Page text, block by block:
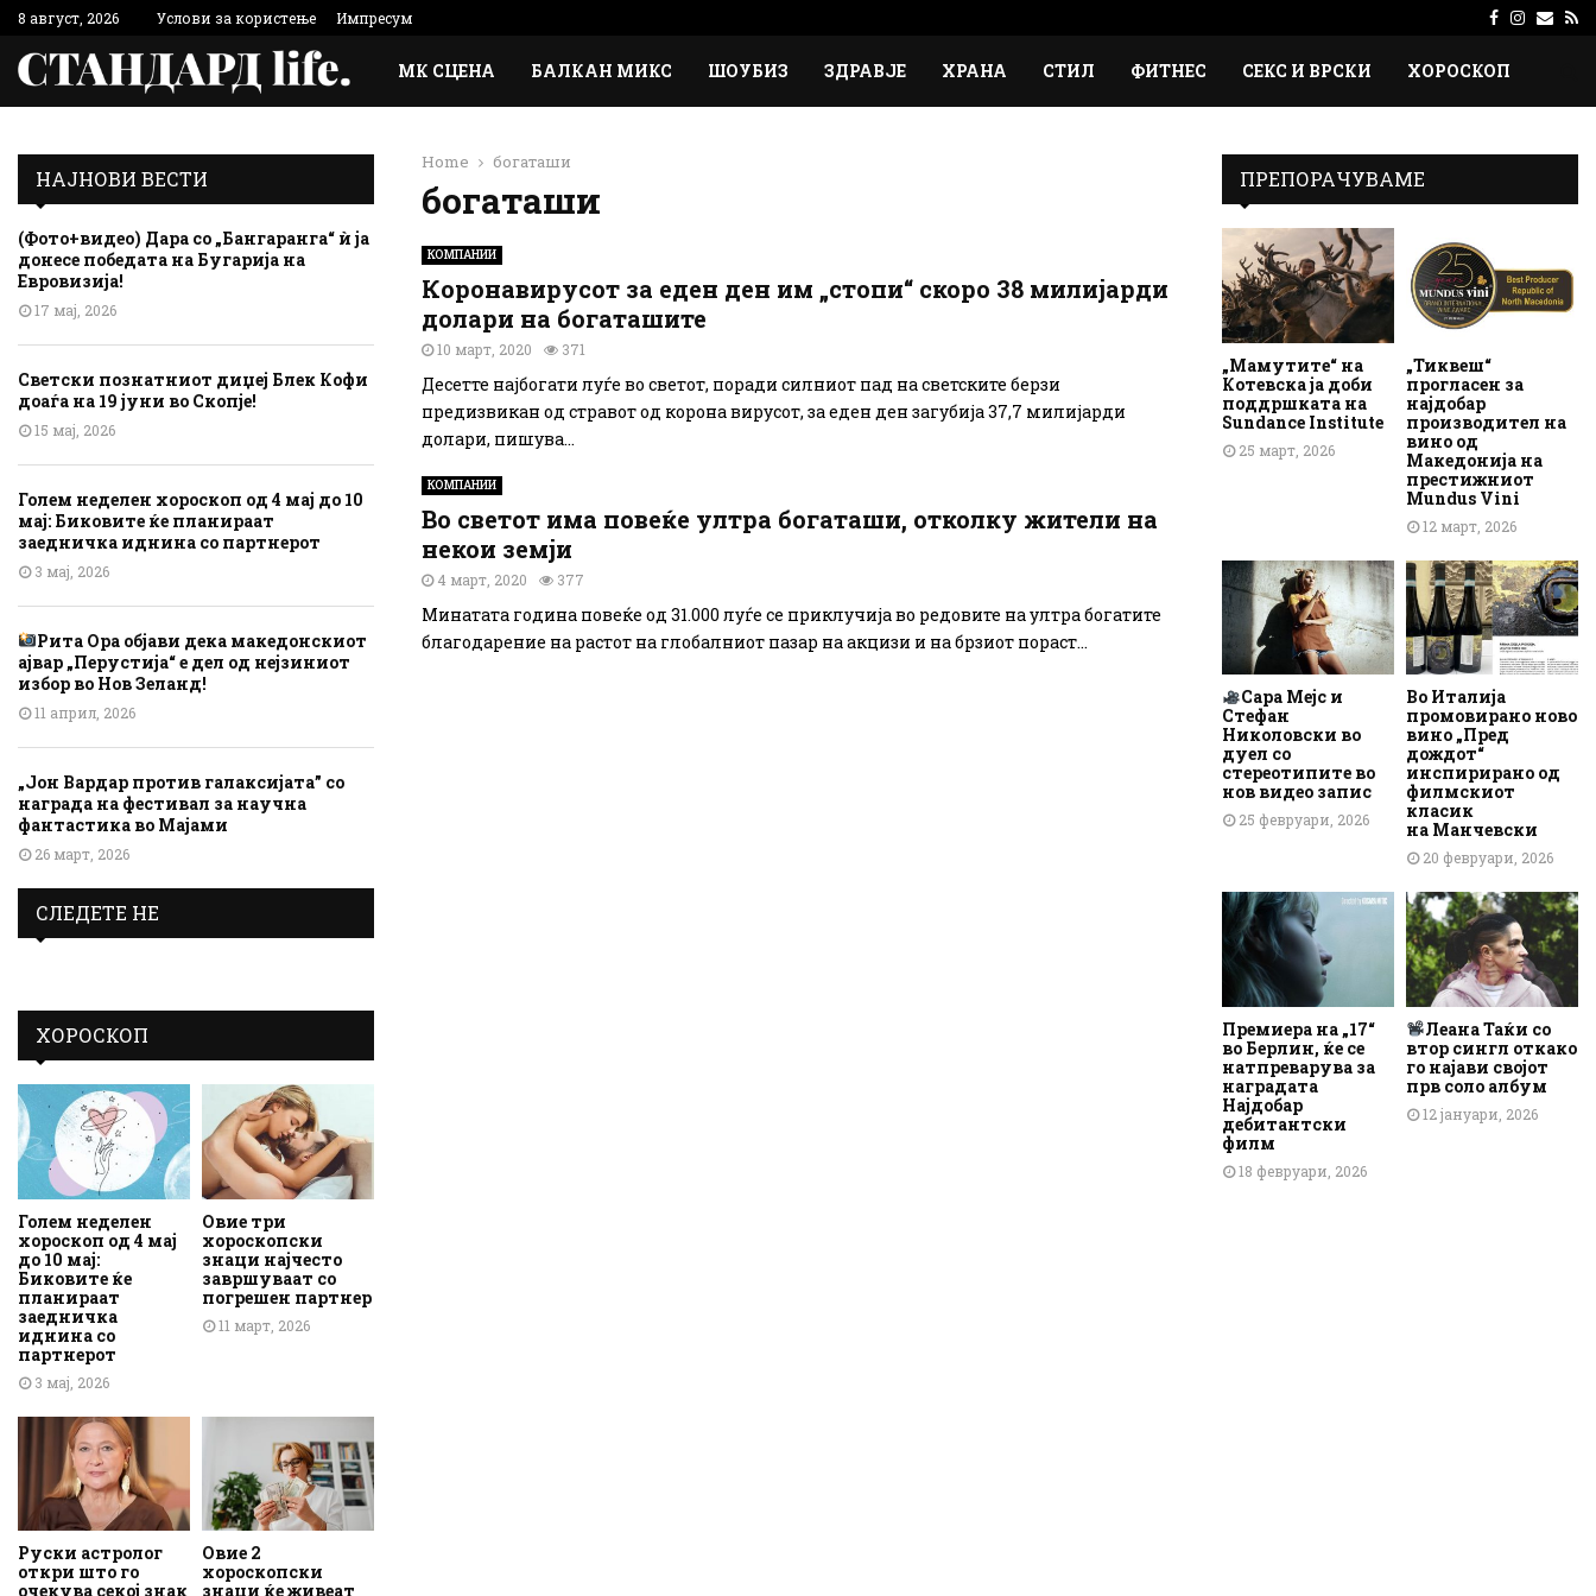
8 август, 2026 Услови за користење Импресум Facebook
МК СЦЕНА БАЛКАН МИКС ШОУБИЗ ЗДРАВЈЕ ХРАНА СТИЛ ФИТНЕС СЕКС И ВРСКИ ХОРОСКОП
Home богаташи
богаташи
КОМПАНИИ
Коронавирусот за еден ден им „стопи“ скоро 38 милијарди
долари на богаташите
10 март, 2020 371
Десетте најбогати луѓе во светот, поради силниот пад на светските берзи
предизвикан од стравот од корона вирусот, за еден ден загубија 37,7 милијарди
долари, пишува...
КОМПАНИИ
Во светот има повеќе ултра богаташи, отколку жители на
некои земји
4 март, 2020 377
Минатата година повеќе од 31.000 луѓе се приклучија во редовите на ултра богатите
благодарение на растот на глобалниот пазар на акцизи и на брзиот пораст...
НАЈНОВИ ВЕСТИ
(Фото+видео) Дара со „Бангаранга“ ѝ ја
донесе победата на Бугарија на
Евровизија!
17 мај, 2026
Светски познатниот диџеј Блек Кофи
доаѓа на 19 јуни во Скопје!
15 мај, 2026
Голем неделен хороскоп од 4 мај до 10
мај: Биковите ќе планираат
заедничка иднина со партнерот
3 мај, 2026
Рита Ора објави дека македонскиот
ајвар „Перустија“ е дел од нејзиниот
избор во Нов Зеланд!
11 април, 2026
„Јон Вардар против галаксијата” со
награда на фестивал за научна
фантастика во Мајами
26 март, 2026
СЛЕДЕТЕ НЕ
ХОРОСКОП
Голем неделен
хороскоп од 4 мај
до 10 мај:
Биковите ќе
планираат
заедничка
иднина со
партнерот
3 мај, 2026
Овие три
хороскопски
знаци најчесто
завршуваат со
погрешен партнер
11 март, 2026
Руски астролог
откри што го
очекува секој знак
Овие 2
хороскопски
знаци ќе живеат
ПРЕПОРАЧУВАМЕ
„Мамутите“ на
Котевска ја доби
поддршката на
Sundance Institute
25 март, 2026
„Тиквеш“
прогласен за
најдобар
производител на
вино од
Македонија на
престижниот
Mundus Vini
12 март, 2026
Сара Мејс и
Стефан
Николовски во
дуел со
стереотипите во
нов видео запис
25 февруари, 2026
Во Италија
промовирано ново
вино „Пред
дождот“
инспирирано од
филмскиот
класик
на Манчевски
20 февруари, 2026
Премиера на „17“
во Берлин, ќе се
натпреварува за
наградата
Најдобар
дебитантски
филм
18 февруари, 2026
Леана Таќи со
втор сингл откако
го најави својот
прв соло албум
12 јануари, 2026